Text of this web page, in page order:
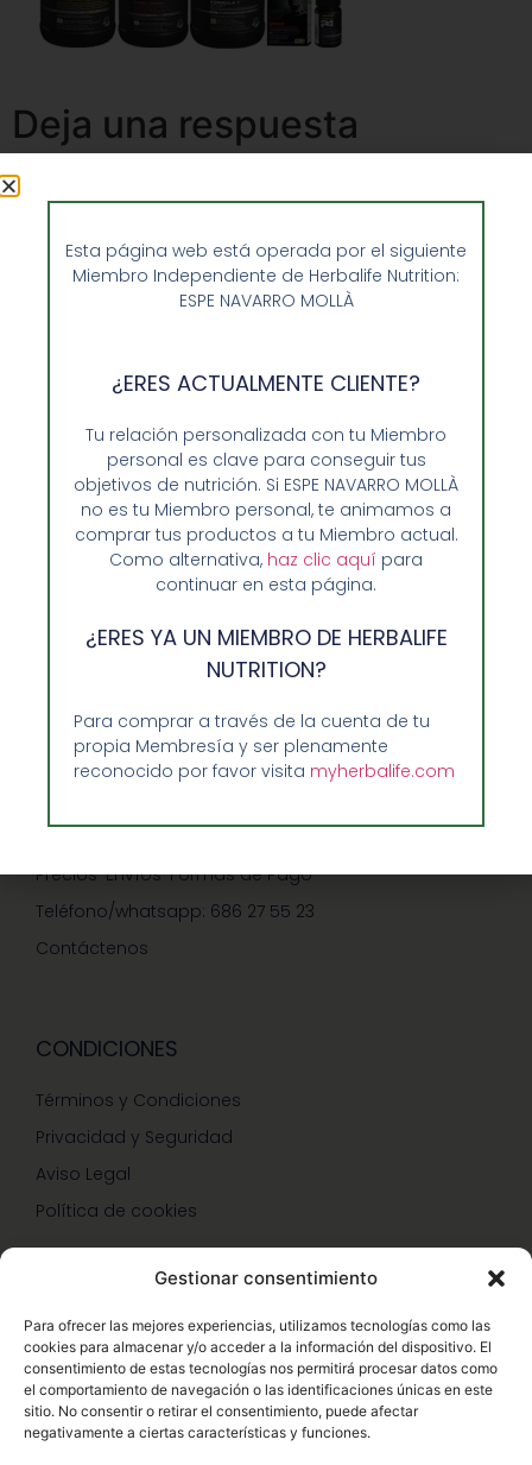
Gestionar consentimiento
Para ofrecer las mejores experiencias, utilizamos tecnologías como las
cookies para almacenar y/o acceder a la información del dispositivo. El
consentimiento de estas tecnologías nos permitirá procesar datos como
el comportamiento de navegación o las identificaciones únicas en este
sitio. No consentir o retirar el consentimiento, puede afectar
negativamente a ciertas características y funciones.
Deja una respuesta
Lo siento, debes estar
comentario.
Sobre Nosotros y Herbalife
Ventajas de Comprar en Enformaherbal.com
GUIA RAPIDA Y AYUDA
Precios-Envíos-Formas de Pago
Teléfono/whatsapp: 686 27 55 23
Contáctenos
CONDICIONES
Términos y Condiciones
Privacidad y Seguridad
Aviso Legal
Política de cookies
Hazte Miembro Herbalife
Consulta Nutrición Gratis
Descuentos Vip Herbalife
Esta página web está operada por el siguiente
Miembro Independiente de Herbalife Nutrition:
ESPE NAVARRO MOLLÀ
¿ERES ACTUALMENTE CLIENTE?
Tu relación personalizada con tu Miembro
personal es clave para conseguir tus
objetivos de nutrición. Si ESPE NAVARRO MOLLÀ
no es tu Miembro personal, te animamos a
comprar tus productos a tu Miembro actual.
Como alternativa, haz clic aquí para
continuar en esta página.
¿ERES YA UN MIEMBRO DE HERBALIFE
NUTRITION?
Para comprar a través de la cuenta de tu
propia Membresía y ser plenamente
reconocido por favor visita myherbalife.com